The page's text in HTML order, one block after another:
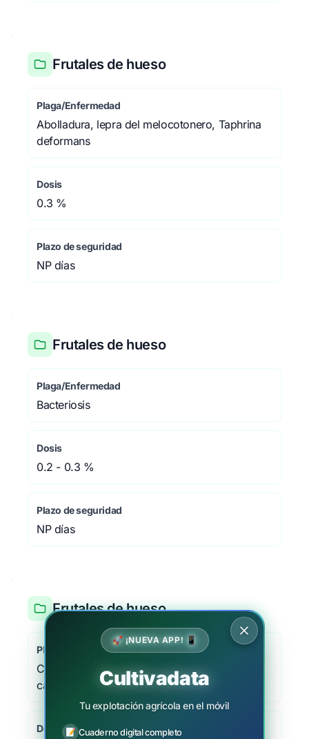
Frutales de hueso
Plaga/Enfermedad
Abolladura, lepra del melocotonero, Taphrina
deformans
Dosis
0.3 %
Plazo de seguridad
NP días
Frutales de hueso
Plaga/Enfermedad
Bacteriosis
Dosis
0.2 - 0.3 %
Plazo de seguridad
NP días
Frutales de hueso
Plaga/Enfermedad
Cribado, perdigonado, Wilsonomyces
carpophilus
Dosis
🚀 ¡NUEVA APP! 📱
Cultivadata
Tu explotación agrícola en el móvil
📝 Cuaderno digital completo